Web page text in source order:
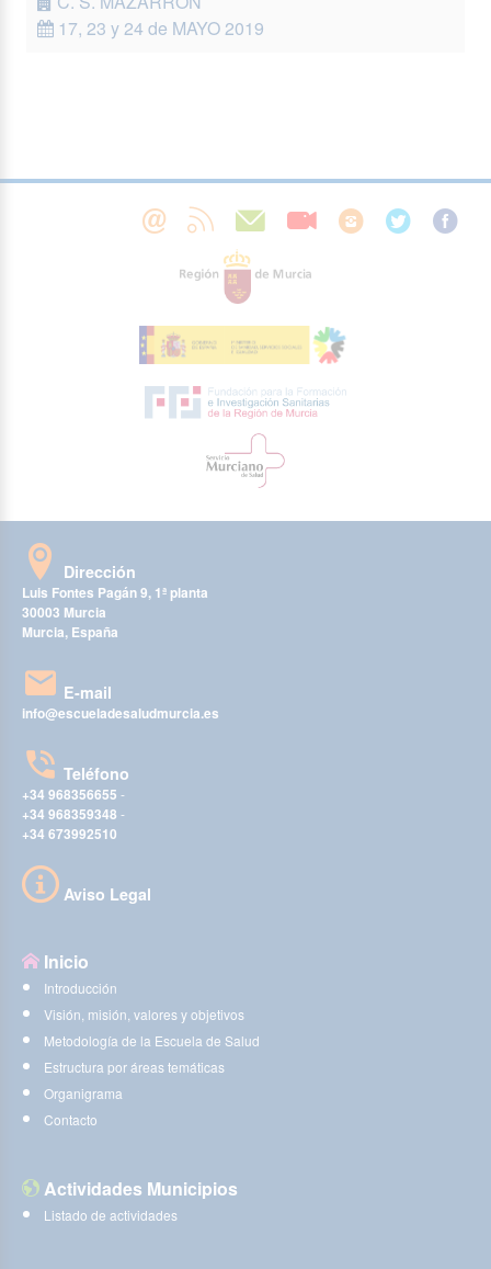
17, 23 y 24 de MAYO 2019
Dirección
Luis Fontes Pagán 9, 1ª planta
30003 Murcia
Murcia, España
E-mail
info@escueladesaludmurcia.es
Teléfono
+34 968356655 -
+34 968359348 -
+34 673992510
Aviso Legal
Inicio
Introducción
Visión, misión, valores y objetivos
Metodología de la Escuela de Salud
Estructura por áreas temáticas
Organigrama
Contacto
Actividades Municipios
Listado de actividades